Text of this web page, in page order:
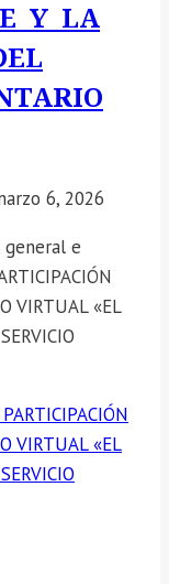
Y LA
6, 2026
e
VIRTUAL «EL
VIRTUAL «EL